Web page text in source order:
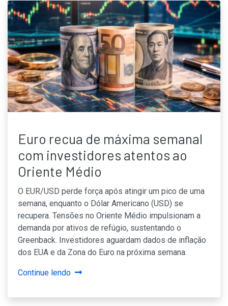
Euro recua de máxima semanal
com investidores atentos ao
Oriente Médio
O EUR/USD perde força após atingir um pico de uma
semana, enquanto o Dólar Americano (USD) se
recupera. Tensões no Oriente Médio impulsionam a
demanda por ativos de refúgio, sustentando o
Greenback. Investidores aguardam dados de inflação
dos EUA e da Zona do Euro na próxima semana.
Continue lendo